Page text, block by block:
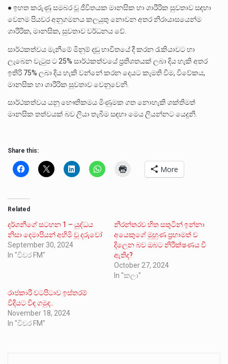
● ඉහත කරුණු සමබර වූ ජීවිතයක මානසික හා ශාරීරික සුවතාව සඳහා
වෙනම පියවර අනුගමනය කලයුතු නොවන අතර නිරායාසයෙන්ම
ශාරීරික, මානසික, සුවතාව වර්ධනය වේ.
සාර්ථකත්වය මැනීමේ මිනුම් දඬු භාවිතයේ දී කරන රැකියාවට හා
ලැබෙන වැටුප ට 25% සාර්ථකත්වයේ ප්‍රතිශතයක් ලබා දිය හැකි අතර
ඉතිරි 75% ලබා දිය හැකි වන්නේ කරන දෙයට කැමති වීම, විවේකය,
මානසික හා ශාරීරික සුවතාව වෙනුවෙනි.
සාර්ථකත්වය යනු භෞතිකමය මිණුමක ගත නොහැකි ශක්තිමත්
මානසික තත්වයක් බව ලියා තැබීම සඳහා මෙය ලියන්නට යෙදුනි.
Share this:
More
Related
දර්ශනීගේ සටහන 1 – යුද්ධය
නිසා දෙමාපියන් අහිමි වූ දරුවෝ
September 30, 2024
In "විවර FM"
නිරන්තරව හිත සතුටින් ඉන්නා
අයෙකුගේ මුහුණ ප්‍රභාමත් ව
දිලෙන බව ඔබට නිරීක්ෂණය වී
ඇතිද?
October 27, 2024
In "කලා"
රාජකාරී වටපිටාව ඉස්තරම්
විදියට විඳ ගමුද..
November 18, 2024
In "විවර FM"